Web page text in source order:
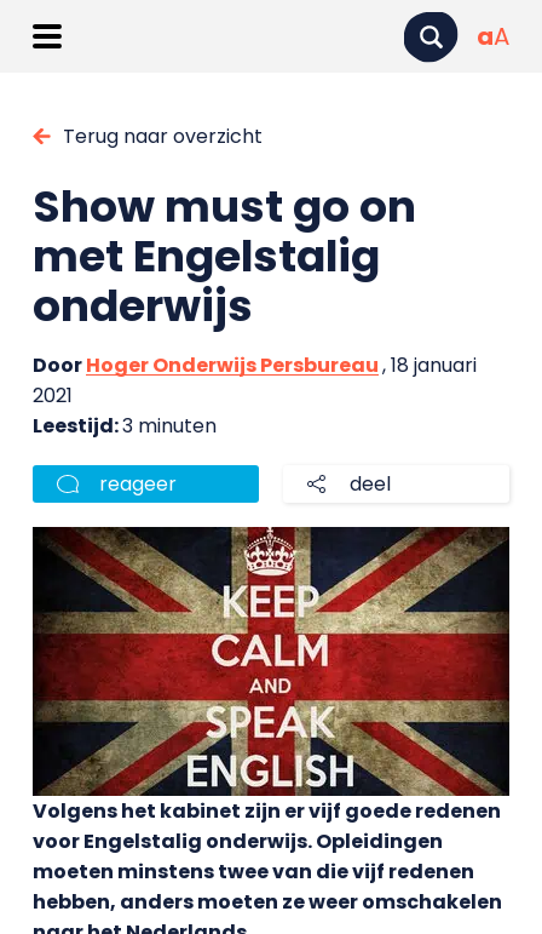
aA
Terug naar overzicht
Show must go on
met Engelstalig
onderwijs
DoorHoger Onderwijs Persbureau, 18 januari
2021
Leestijd:3 minuten
reageer deel
Volgens het kabinet zijn er vijf goede redenen
voor Engelstalig onderwijs. Opleidingen
moeten minstens twee van die vijf redenen
hebben, anders moeten ze weer omschakelen